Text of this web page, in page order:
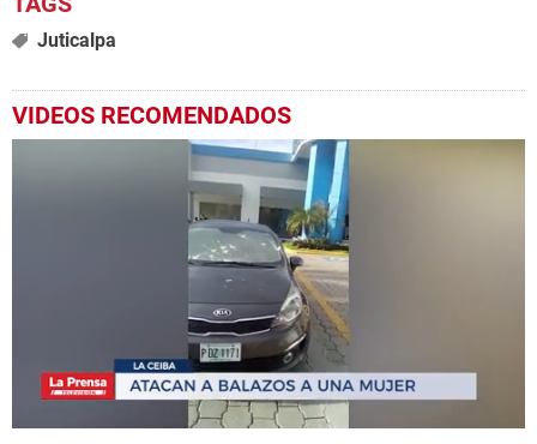
Juticalpa
VIDEOS RECOMENDADOS